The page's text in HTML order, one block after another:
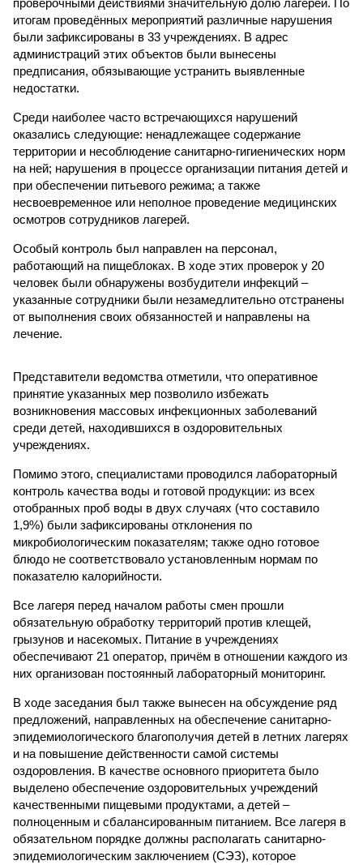
проверочными действиями значительную долю лагерей. По
итогам проведённых мероприятий различные нарушения
были зафиксированы в 33 учреждениях. В адрес
администраций этих объектов были вынесены
предписания, обязывающие устранить выявленные
недостатки.
Среди наиболее часто встречающихся нарушений
оказались следующие: ненадлежащее содержание
территории и несоблюдение санитарно-гигиенических норм
на ней; нарушения в процессе организации питания детей и
при обеспечении питьевого режима; а также
несвоевременное или неполное проведение медицинских
осмотров сотрудников лагерей.
Особый контроль был направлен на персонал,
работающий на пищеблоках. В ходе этих проверок у 20
человек были обнаружены возбудители инфекций –
указанные сотрудники были незамедлительно отстранены
от выполнения своих обязанностей и направлены на
лечение.
Представители ведомства отметили, что оперативное
принятие указанных мер позволило избежать
возникновения массовых инфекционных заболеваний
среди детей, находившихся в оздоровительных
учреждениях.
Помимо этого, специалистами проводился лабораторный
контроль качества воды и готовой продукции: из всех
отобранных проб воды в двух случаях (что составило
1,9%) были зафиксированы отклонения по
микробиологическим показателям; также одно готовое
блюдо не соответствовало установленным нормам по
показателю калорийности.
Все лагеря перед началом работы смен прошли
обязательную обработку территорий против клещей,
грызунов и насекомых. Питание в учреждениях
обеспечивают 21 оператор, причём в отношении каждого из
них организован постоянный лабораторный мониторинг.
В ходе заседания был также вынесен на обсуждение ряд
предложений, направленных на обеспечение санитарно-
эпидемиологического благополучия детей в летних лагерях
и на повышение действенности самой системы
оздоровления. В качестве основного приоритета было
выделено обеспечение оздоровительных учреждений
качественными пищевыми продуктами, а детей –
полноценным и сбалансированным питанием. Все лагеря в
обязательном порядке должны располагать санитарно-
эпидемиологическим заключением (СЭЗ), которое